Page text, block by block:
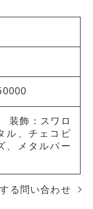
装飾：スワロ
ル、チェコビ
、メタルパー
る問い合わせ